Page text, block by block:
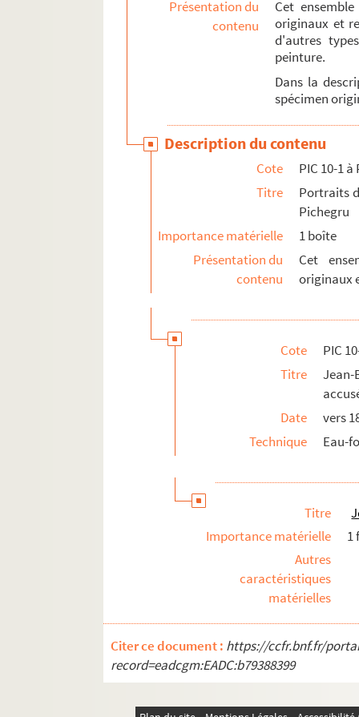
Présentation du
contenu
Cet
originaux et
d'autres
peinture.
Dans la
spécimen
Description du contenu
Cote
PIC 10-1 à
Titre
Portraits
Pichegru
Importance matérielle
1 boîte
Présentation du
contenu
Cet
originaux
Cote
PIC
Titre
Date
vers
Technique
Eau-
Titre
Importance matérielle
1
Autres
caractéristiques
matérielles
Citer ce document : https://ccfr.bnf.fr/
record=eadcgm:EADC:b79388399